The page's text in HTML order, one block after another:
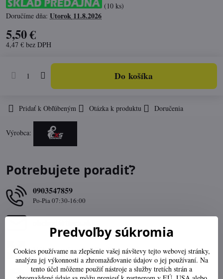
(10 ks)
Doručíme dňa: Utorok 11.8.2026
5,50 €
4,47 € bez DPH
Do košíka
Pridať k Obľúbeným Otázka k produktu Doručenia
Výrobca:
Potrebujete poradiť?
0903547859
Po-Pia 07:30-16:00
Výber správnej veľkosti
Stav objednávky
Predvoľby súkromia
Cookies používame na zlepšenie vašej návštevy tejto webovej stránky,
analýzu jej výkonnosti a zhromažďovanie údajov o jej používaní. Na
tento účel môžeme použiť nástroje a služby tretích strán a